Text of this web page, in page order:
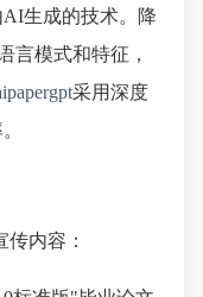
生成的技术。降
言模式和特征，
采用深度
传内容：